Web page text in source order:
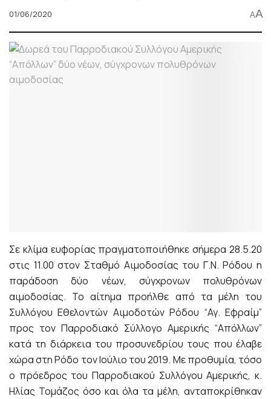
01/06/2020 AA
Σε κλίμα ευφορίας πραγματοποιήθηκε σήμερα 28.5.20
στις 11.00 στον Σταθμό Αιμοδοσίας του Γ.Ν. Ρόδου η
παράδοση δύο νέων, σύγχρονων πολυθρόνων
αιμοδοσίας. Το αίτημα προήλθε από τα μέλη του
Συλλόγου Εθελοντών Αιμοδοτών Ρόδου “Αγ. Εφραίμ”
προς τον Παρροδιακό Σύλλογο Αμερικής “Απόλλων”
κατά τη διάρκεια του προσυνεδρίου τους που έλαβε
χώρα στη Ρόδο τον Ιούλιο του 2019. Με προθυμία, τόσο
ο πρόεδρος του Παρροδιακού Συλλόγου Αμερικής, κ.
Ηλίας Τομάζος όσο και όλα τα μέλη, ανταποκρίθηκαν